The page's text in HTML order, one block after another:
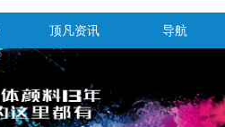
顶凡资讯 导航